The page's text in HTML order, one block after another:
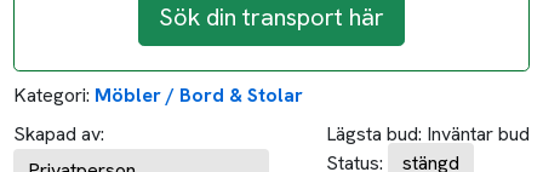
Sök din transport här
Kategori: Möbler / Bord & Stolar
Skapad av:
Lägsta bud: Inväntar bud
Status:
stängd